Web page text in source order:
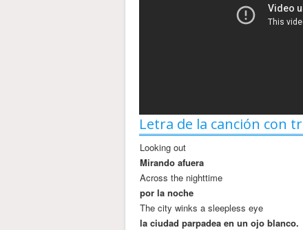
Letra de la canción con
Looking out
Mirando afuera
Across the nighttime
por la noche
The city winks a sleepless eye
la ciudad parpadea en un ojo blanco.